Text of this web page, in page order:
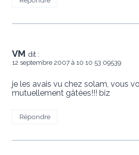
VM dit :
12 septembre 2007 à 10 10 53 09539
je les avais vu chez solam, vous
mutuellement gâtées!!! biz
Répondre